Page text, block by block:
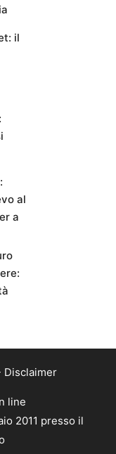
il
al
a
Disclaimer
line
2011 presso il